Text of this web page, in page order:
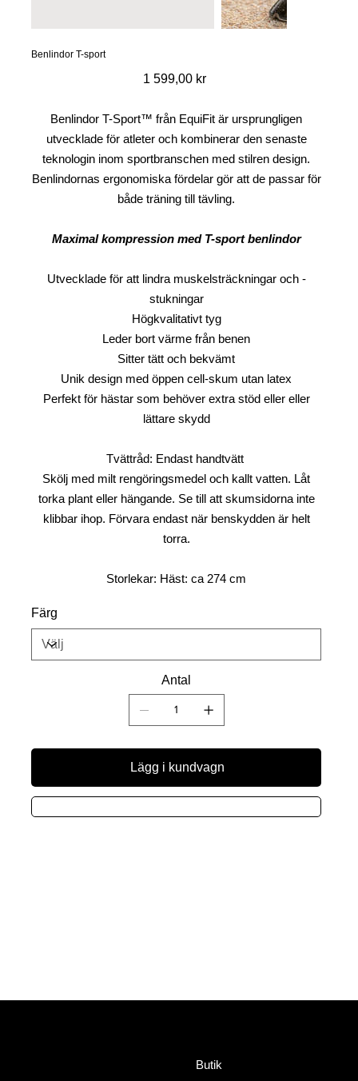
Benlindor T-sport
Pris
1 599,00 kr
Benlindor T-Sport™ från EquiFit är ursprungligen
utvecklade för atleter och kombinerar den senaste
teknologin inom sportbranschen med stilren design.
Benlindornas ergonomiska fördelar gör att de passar för
både träning till tävling.
Maximal kompression med T-sport benlindor
Utvecklade för att lindra muskelsträckningar och -
stukningar
Högkvalitativt tyg
Leder bort värme från benen
Sitter tätt och bekvämt
Unik design med öppen cell-skum utan latex
Perfekt för hästar som behöver extra stöd eller eller
lättare skydd
Tvättråd: Endast handtvätt
Skölj med milt rengöringsmedel och kallt vatten. Låt
torka plant eller hängande. Se till att skumsidorna inte
klibbar ihop. Förvara endast när benskydden är helt
torra.
Storlekar: Häst: ca 274 cm
Färg
Antal
Lägg i kundvagn
Butik